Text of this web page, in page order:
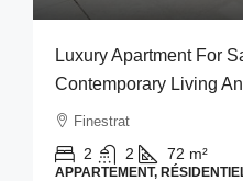
Luxury Apartment For
Contemporary Living
Finestrat
2 2 72 m²
APPARTEMENT,